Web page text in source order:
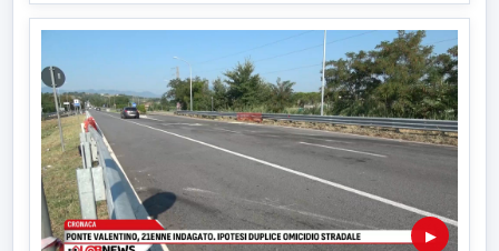
▶